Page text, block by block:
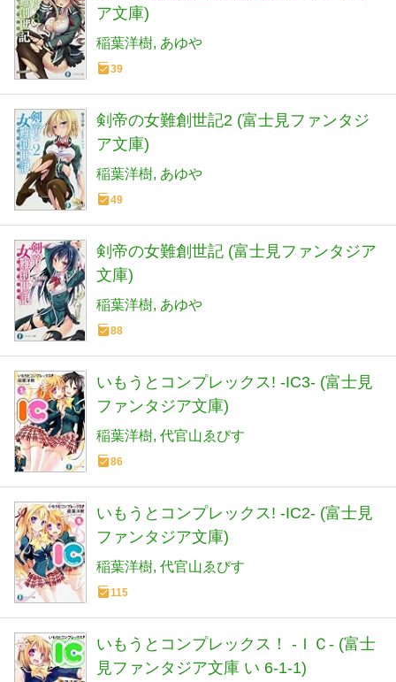
ア文庫)
稲葉洋樹 あゆや
39
剣帝の女難創世記2 (富士見ファンタジ
ア文庫)
稲葉洋樹 あゆや
49
剣帝の女難創世記 (富士見ファンタジア
文庫)
稲葉洋樹 あゆや
88
いもうとコンプレックス! ‐IC3‐ (富士見
ファンタジア文庫)
稲葉洋樹 代官山ゑびす
86
いもうとコンプレックス! ‐IC2‐ (富士見
ファンタジア文庫)
稲葉洋樹 代官山ゑびす
115
いもうとコンプレックス！ ‐ＩＣ‐ (富士
見ファンタジア文庫 い 6-1-1)